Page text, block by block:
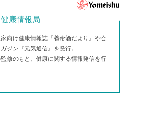
康情報局
向け健康情報誌『養命酒だより』や会
ジン『元気通信』を発行。
修のもと、健康に関する情報発信を行